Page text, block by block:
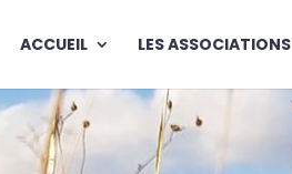
ACCUEIL LES ASSOCIATIONS